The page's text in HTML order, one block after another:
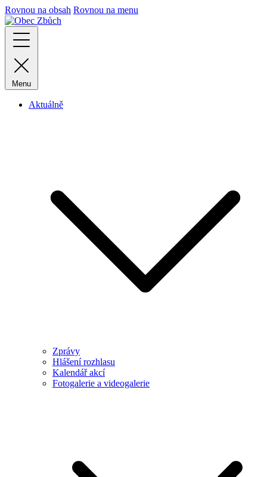
Rovnou na obsah Rovnou na menu
Menu
Aktuálně
Zprávy
Hlášení rozhlasu
Kalendář akcí
Fotogalerie a videogalerie